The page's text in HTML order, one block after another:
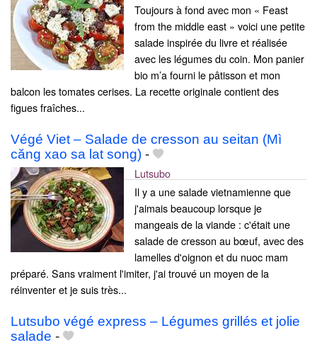
Toujours à fond avec mon « Feast
from the middle east » voici une petite
salade inspirée du livre et réalisée
avec les légumes du coin. Mon panier
bio m’a fourni le pâtisson et mon
balcon les tomates cerises. La recette originale contient des
figues fraîches...
Végé Viet – Salade de cresson au seitan (Mì
căng xao sa lat song) -
Lutsubo
Il y a une salade vietnamienne que
j'aimais beaucoup lorsque je
mangeais de la viande : c'était une
salade de cresson au bœuf, avec des
lamelles d'oignon et du nuoc mam
préparé. Sans vraiment l'imiter, j'ai trouvé un moyen de la
réinventer et je suis très...
Lutsubo végé express – Légumes grillés et jolie
salade -